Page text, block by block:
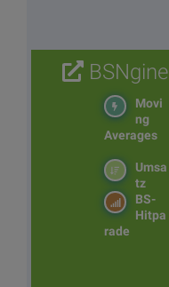
BSNgine
Movi
ng
Averages
Umsa
tz
BS-
Hitpa
rade